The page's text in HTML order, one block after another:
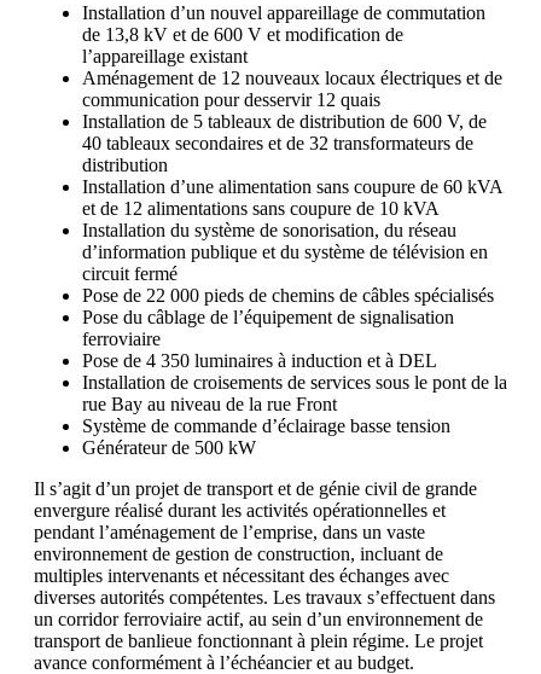
Installation d’un nouvel appareillage de commutation
de 13,8 kV et de 600 V et modification de
l’appareillage existant
Aménagement de 12 nouveaux locaux électriques et de
communication pour desservir 12 quais
Installation de 5 tableaux de distribution de 600 V, de
40 tableaux secondaires et de 32 transformateurs de
distribution
Installation d’une alimentation sans coupure de 60 kVA
et de 12 alimentations sans coupure de 10 kVA
Installation du système de sonorisation, du réseau
d’information publique et du système de télévision en
circuit fermé
Pose de 22 000 pieds de chemins de câbles spécialisés
Pose du câblage de l’équipement de signalisation
ferroviaire
Pose de 4 350 luminaires à induction et à DEL
Installation de croisements de services sous le pont de la
rue Bay au niveau de la rue Front
Système de commande d’éclairage basse tension
Générateur de 500 kW
Il s’agit d’un projet de transport et de génie civil de grande
envergure réalisé durant les activités opérationnelles et
pendant l’aménagement de l’emprise, dans un vaste
environnement de gestion de construction, incluant de
multiples intervenants et nécessitant des échanges avec
diverses autorités compétentes. Les travaux s’effectuent dans
un corridor ferroviaire actif, au sein d’un environnement de
transport de banlieue fonctionnant à plein régime. Le projet
avance conformément à l’échéancier et au budget.